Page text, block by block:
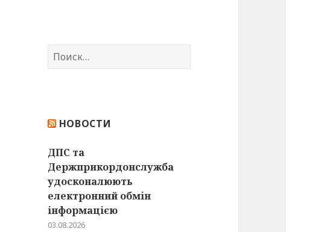
Н
а
:
НОВОСТИ
ДПС та
Держприкордонслужба
удосконалюють
електронний обмін
інформацією
03.08.2026